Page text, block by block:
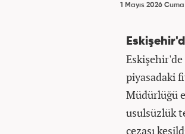
1 Mayıs 2026 Cuma
piyasadaki
Müdürlüğü
usulsüzlük
cezası